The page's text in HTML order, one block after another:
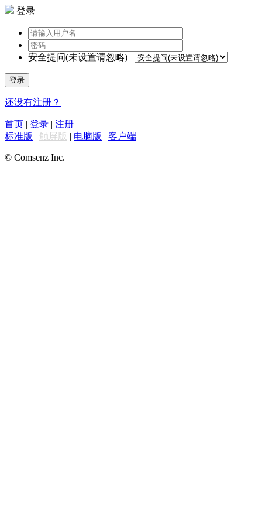
登录
安全提问(未设置请忽略)
登录
还没有注册？
首页 | 登录 | 注册
标准版 | 触屏版 | 电脑版 | 客户端
© Comsenz Inc.